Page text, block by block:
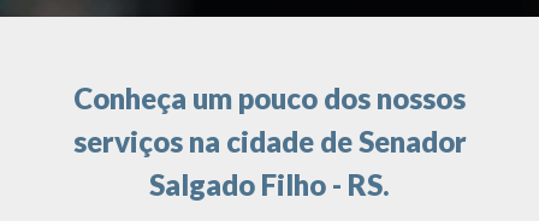
Conheça um pouco dos nossos
serviços na cidade de Senador
Salgado Filho - RS.